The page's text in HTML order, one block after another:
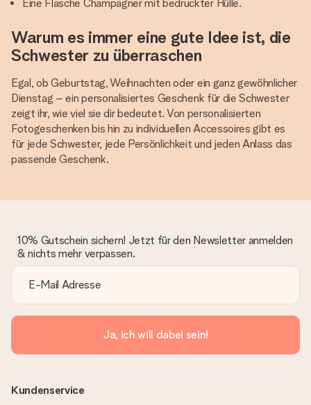
Eine Flasche Champagner mit bedruckter Hülle.
Warum es immer eine gute Idee ist, die
Schwester zu überraschen
Egal, ob Geburtstag, Weihnachten oder ein ganz gewöhnlicher
Dienstag – ein personalisiertes Geschenk für die Schwester
zeigt ihr, wie viel sie dir bedeutet. Von personalisierten
Fotogeschenken bis hin zu individuellen Accessoires gibt es
für jede Schwester, jede Persönlichkeit und jeden Anlass das
passende Geschenk.
10% Gutschein sichern! Jetzt für den Newsletter anmelden
& nichts mehr verpassen.
Ja, ich will dabei sein!
Kundenservice